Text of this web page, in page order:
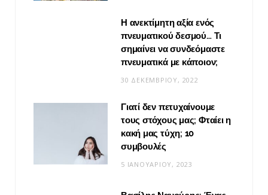
Η ανεκτίμητη αξία ενός
πνευματικού δεσμού… Τι
σημαίνει να συνδεόμαστε
πνευματικά με κάποιον;
30 ΔΕΚΕΜΒΡΊΟΥ, 2022
Γιατί δεν πετυχαίνουμε
τους στόχους μας; Φταίει η
κακή μας τύχη; 10
συμβουλές
5 ΙΑΝΟΥΑΡΊΟΥ, 2023